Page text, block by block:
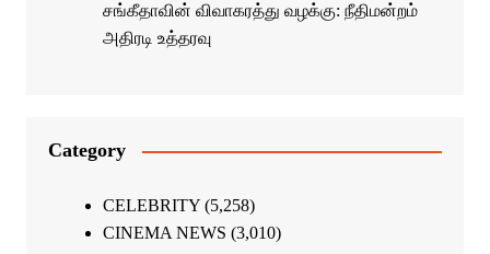
சங்கீதாவின் விவாகரத்து வழக்கு: நீதிமன்றம்
அதிரடி உத்தரவு
Category
CELEBRITY(5,258)
CINEMA NEWS (3,010)